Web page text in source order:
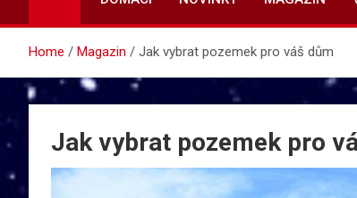
Home Magazin Jak vybrat pozemek pro váš dům
Jak vybrat pozemek pro